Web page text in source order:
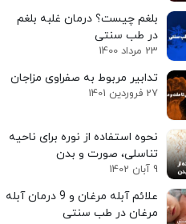
بلغم چیست؟ درمان غلبه بلغم
در طب سنتی
23 مرداد 1400
تدابیر مربوط به صفراوی مزاجان
27 فروردین 1401
نحوه استفاده از نوره برای ناحیه
تناسلی، صورت و بدن
9 آبان 1402
علائم آبله مرغان و 9 درمان آبله
مرغان در طب سنتی